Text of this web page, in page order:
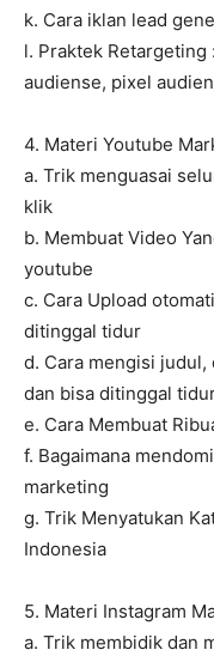
k. Cara iklan lead
l. Praktek
audiense, pixel
4. Materi Youtube
a. Trik menguasai
klik
b. Membuat Video
youtube
c. Cara Upload
ditinggal tidur
d. Cara mengisi
dan bisa ditinggal
e. Cara Membuat
f. Bagaimana
marketing
g. Trik Menyatukan
Indonesia
5. Materi Instagram
a. Trik membidik dan